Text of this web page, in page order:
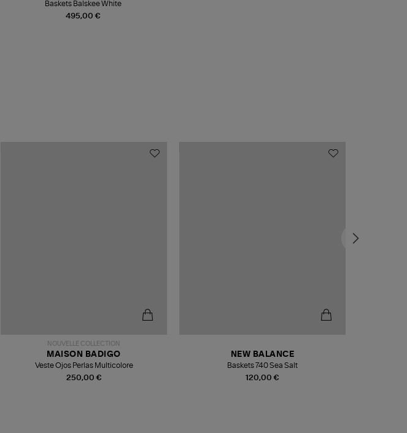
495,00 €
Baskets Balskee White
NOUVELLE COLLECTION
250,00 €
MAISON BADIGO
Veste Ojos Perlas Multicolore
120,00 €
NEW BALANCE
Baskets 740 Sea Salt